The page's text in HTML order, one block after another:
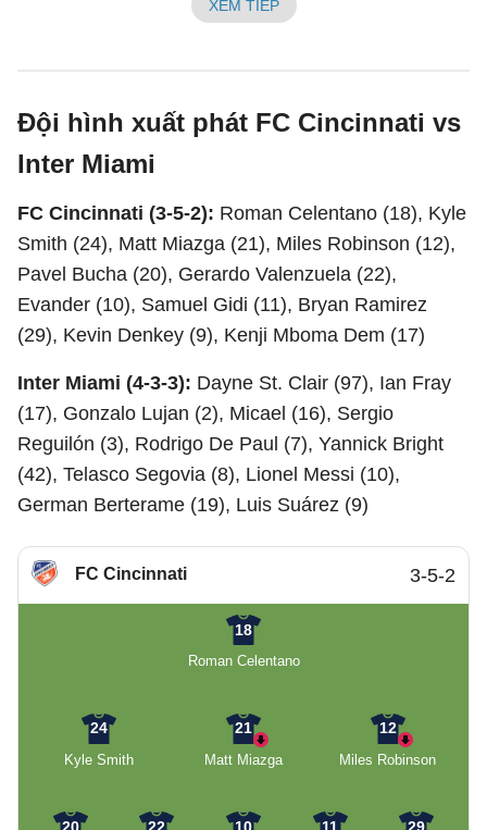
XEM TIẾP
Đội hình xuất phát FC Cincinnati vs
Inter Miami
FC Cincinnati (3-5-2): Roman Celentano (18), Kyle
Smith (24), Matt Miazga (21), Miles Robinson (12),
Pavel Bucha (20), Gerardo Valenzuela (22),
Evander (10), Samuel Gidi (11), Bryan Ramirez
(29), Kevin Denkey (9), Kenji Mboma Dem (17)
Inter Miami (4-3-3): Dayne St. Clair (97), Ian Fray
(17), Gonzalo Lujan (2), Micael (16), Sergio
Reguilón (3), Rodrigo De Paul (7), Yannick Bright
(42), Telasco Segovia (8), Lionel Messi (10),
German Berterame (19), Luis Suárez (9)
FC Cincinnati 3-5-2
18
Roman Celentano
24
Kyle Smith
21
Matt Miazga
12
Miles Robinson